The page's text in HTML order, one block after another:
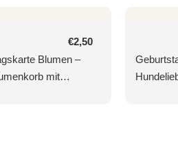
Normaler
Preis
€2,50
Blumen –
mit